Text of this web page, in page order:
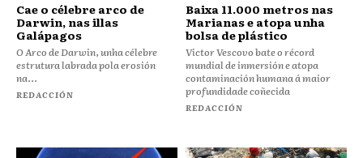
Cae o célebre arco de
Darwin, nas illas
Galápagos
O Arco de Darwin, unha célebre
estrutura labrada pola erosión
na...
REDACCIÓN
Baixa 11.000 metros nas
Marianas e atopa unha
bolsa de plástico
Victor Vescovo bate o récord
mundial de inmersión e atopa
contaminación humana á maior
profundidade coñecida
REDACCIÓN